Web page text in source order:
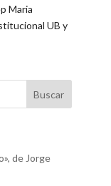
Maria
UB y
de Jorge